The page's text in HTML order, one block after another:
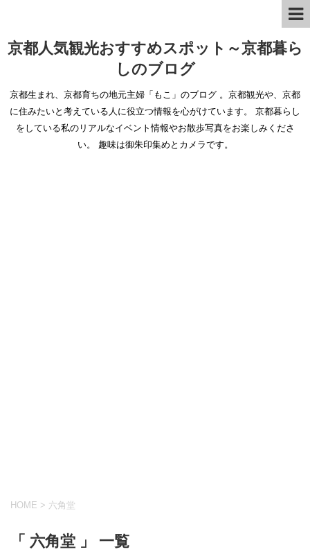
京都人気観光おすすめスポット～京都暮ら
しのブログ
京都生まれ、京都育ちの地元主婦「もこ」のブログ 。京都観光や、京都
に住みたいと考えている人に役立つ情報を心がけています。 京都暮らし
をしている私のリアルなイベント情報やお散歩写真をお楽しみくださ
い。 趣味は御朱印集めとカメラです。
HOME > 六角堂
「 六角堂 」 一覧